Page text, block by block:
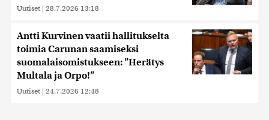
Uutiset | 28.7.2026 13:18
Antti Kurvinen vaatii hallitukselta
toimia Carunan saamiseksi
suomalaisomistukseen: ”Herätys
Multala ja Orpo!”
Uutiset | 24.7.2026 12:48